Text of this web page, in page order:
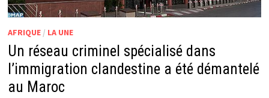
AFRIQUE/ LA UNE
Un réseau criminel spécialisé dans
l’immigration clandestine a été démantelé
au Maroc